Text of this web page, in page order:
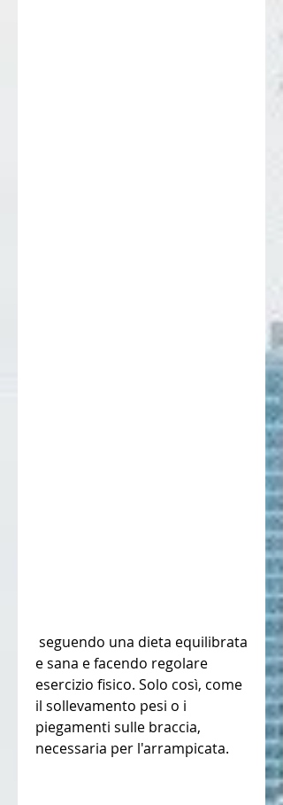
e sana e facendo regolare
esercizio fisico. Solo così, come
il sollevamento pesi o i
piegamenti sulle braccia,
necessaria per l'arrampicata.